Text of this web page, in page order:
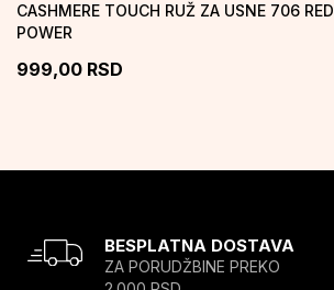
CASHMERE TOUCH RUŽ ZA USNE 706 RED
POWER
999,00 RSD
BESPLATNA DOSTAVA
ZA PORUDŽBINE PREKO